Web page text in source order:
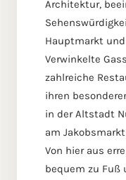
Architektur,
Hauptmarkt
Verwinkelte
zahlreiche
ihren
in der Altstadt
am
Von hier aus
bequem zu Fuß